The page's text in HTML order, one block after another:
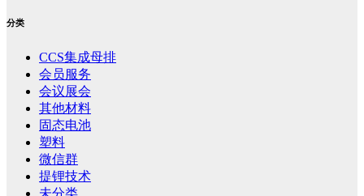
分类
CCS集成母排
会员服务
会议展会
其他材料
固态电池
塑料
微信群
提锂技术
未分类